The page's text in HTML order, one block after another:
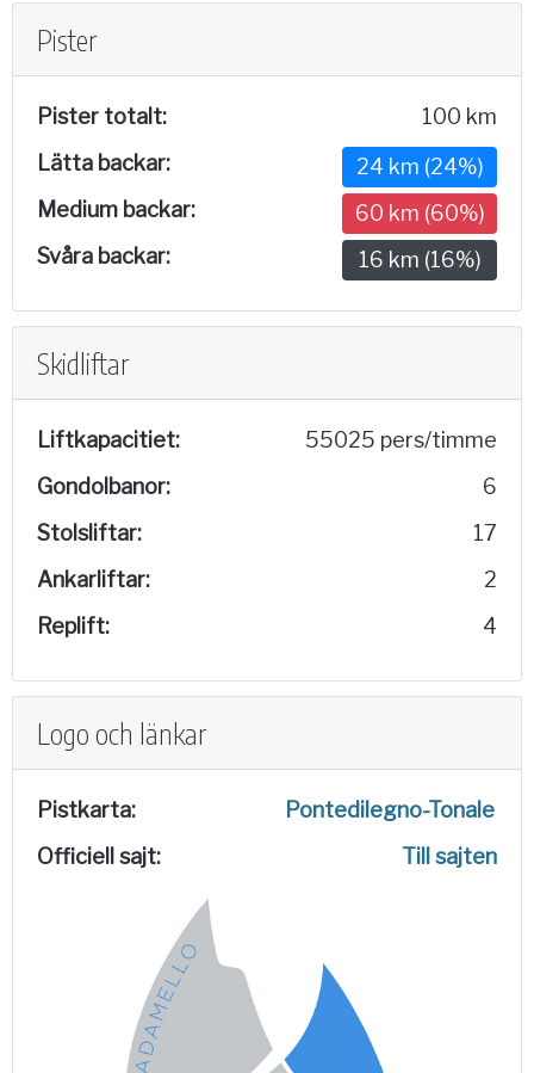
Pister
Pister totalt:
100 km
Lätta backar:
24 km (24%)
Medium backar:
60 km (60%)
Svåra backar:
16 km (16%)
Skidliftar
Liftkapacitiet:
55025 pers/timme
Gondolbanor:
6
Stolsliftar:
17
Ankarliftar:
2
Replift:
4
Logo och länkar
Pistkarta:
Pontedilegno-Tonale
Officiell sajt:
Till sajten